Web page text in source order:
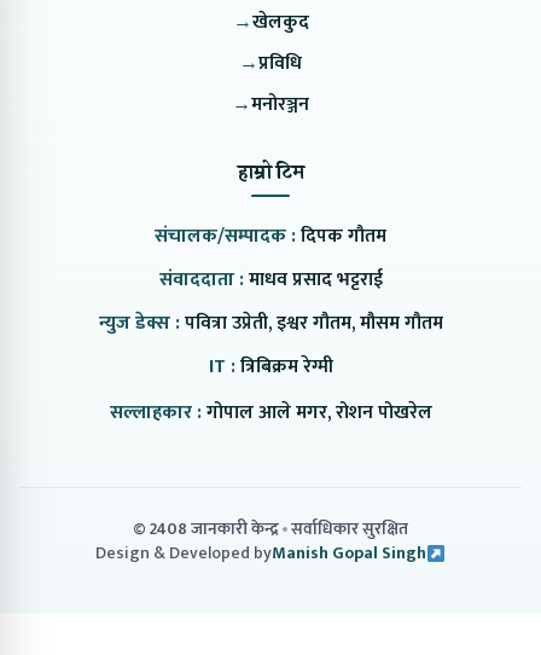
→खेलकुद
→प्रविधि
→मनोरञ्जन
हाम्रो टिम
संचालक/सम्पादक :दिपक गौतम
संवाददाता :माधव प्रसाद भट्टराई
न्युज डेक्स :पवित्रा उप्रेती, इश्वर गौतम, मौसम गौतम
IT :त्रिबिक्रम रेग्मी
सल्लाहकार :गोपाल आले मगर, रोशन पोखरेल
© 2408 जानकारी केन्द्र सर्वाधिकार सुरक्षित
Design & Developed byManish Gopal Singh